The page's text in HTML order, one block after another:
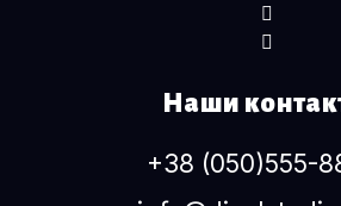
Наши
+38 (050)555-